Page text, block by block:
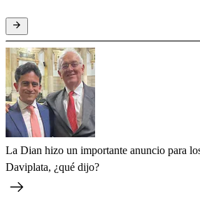
La Dian hizo un importante anuncio para
Daviplata, ¿qué dijo?